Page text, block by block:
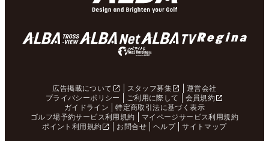
広告掲載について スタッフ募集
運営会社
プライバシーポリシー
ご利用に際して
会員規約
ガイドライン
特定商取引法に基づく表示
ゴルフ場予約サービス利用規約
マイページサービス利用規約
ポイント利用規約
お問合せ ヘルプ サイトマップ